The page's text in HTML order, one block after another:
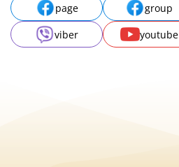
page group
viber
youtube